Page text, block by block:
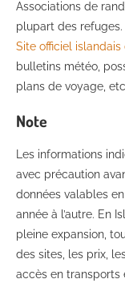
Associations de
plupart des refuges.
Site officiel
bulletins météo,
plans de voyage,
Note
Les informations
avec précaution
données valables en
année à l’autre. En
pleine expansion,
des sites, les prix,
accès en transports